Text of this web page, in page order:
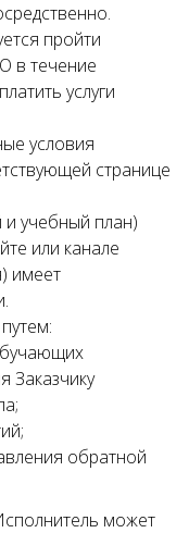
пройти
в течение
услуги
условия
странице
и учебный план)
или канале
имеет
Заказчику
обратной
может